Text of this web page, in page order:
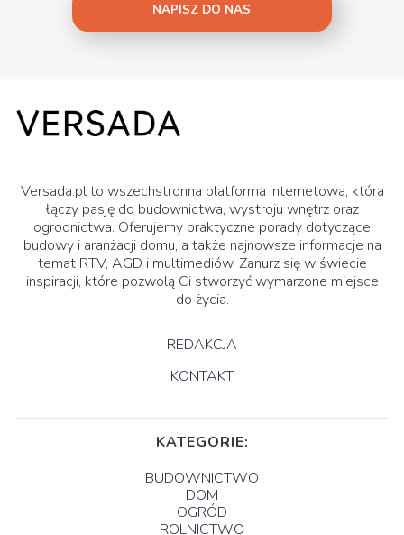
NAPISZ DO NAS
Versada.pl to wszechstronna platforma internetowa, która
łączy pasję do budownictwa, wystroju wnętrz oraz
ogrodnictwa. Oferujemy praktyczne porady dotyczące
budowy i aranżacji domu, a także najnowsze informacje na
temat RTV, AGD i multimediów. Zanurz się w świecie
inspiracji, które pozwolą Ci stworzyć wymarzone miejsce
do życia.
REDAKCJA
KONTAKT
KATEGORIE:
BUDOWNICTWO
DOM
OGRÓD
ROLNICTWO